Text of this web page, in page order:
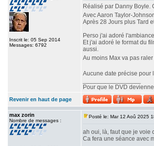
Inscrit le: 05 Sep 2014
Messages: 6792
Réalisé par Danny Boyle.
Avec Aaron Taylor-
Après 28 Jours plus Tard
Perso j'ai adoré
Et j'ai adoré le format du
aussi.
Au moins Max va pas raler
Aucune date précise pour
Pour que le DVD
Revenir en haut de page
max zorin
Nombre de messages :
Posté le: Mar 12 Aoû 2025
ah oui, là, faut que je voie
Ca fera une séance avec